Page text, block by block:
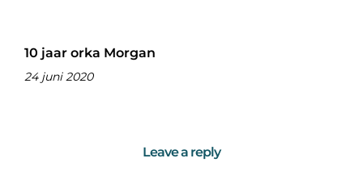
10 jaar orka Morgan
24 juni 2020
Leave a reply